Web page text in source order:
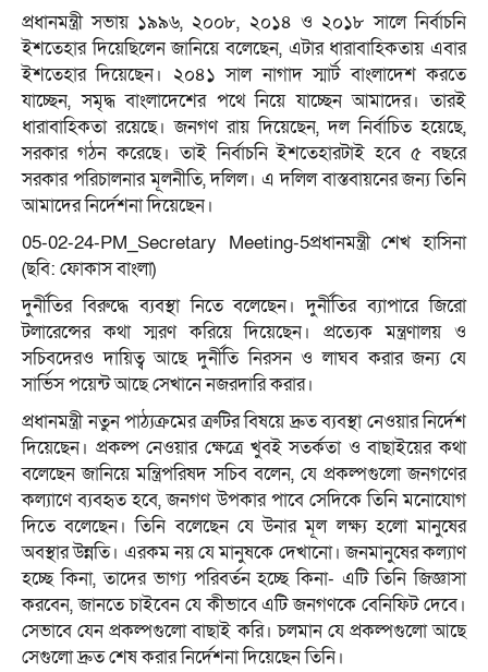
প্রধানমন্ত্রী সভায় ১৯৯৬, ২০০৮, ২০১৪ ও ২০১৮ সালে নির্বাচনি
ইশতেহার দিয়েছিলেন জানিয়ে বলেছেন, এটার ধারাবাহিকতায় এবার
ইশতেহার দিয়েছেন। ২০৪১ সাল নাগাদ স্মার্ট বাংলাদেশ করতে
যাচ্ছেন, সমৃদ্ধ বাংলাদেশের পথে নিয়ে যাচ্ছেন আমাদের। তারই
ধারাবাহিকতা রয়েছে। জনগণ রায় দিয়েছেন, দল নির্বাচিত হয়েছে,
সরকার গঠন করেছে। তাই নির্বাচনি ইশতেহারটাই হবে ৫ বছরে
সরকার পরিচালনার মূলনীতি, দলিল। এ দলিল বাস্তবায়নের জন্য তিনি
আমাদের নির্দেশনা দিয়েছেন।
05-02-24-PM_Secretary Meeting-5প্রধানমন্ত্রী শেখ হাসিনা
(ছবি: ফোকাস বাংলা)
দুর্নীতির বিরুদ্ধে ব্যবস্থা নিতে বলেছেন। দুর্নীতির ব্যাপারে জিরো
টলারেন্সের কথা স্মরণ করিয়ে দিয়েছেন। প্রত্যেক মন্ত্রণালয় ও
সচিবদেরও দায়িত্ব আছে দুর্নীতি নিরসন ও লাঘব করার জন্য যে
সার্ভিস পয়েন্ট আছে সেখানে নজরদারি করার।
প্রধানমন্ত্রী নতুন পাঠ্যক্রমের ত্রুটির বিষয়ে দ্রুত ব্যবস্থা নেওয়ার নির্দেশ
দিয়েছেন। প্রকল্প নেওয়ার ক্ষেত্রে খুবই সতর্কতা ও বাছাইয়ের কথা
বলেছেন জানিয়ে মন্ত্রিপরিষদ সচিব বলেন, যে প্রকল্পগুলো জনগণের
কল্যাণে ব্যবহৃত হবে, জনগণ উপকার পাবে সেদিকে তিনি মনোযোগ
দিতে বলেছেন। তিনি বলেছেন যে উনার মূল লক্ষ্য হলো মানুষের
অবস্থার উন্নতি। এরকম নয় যে মানুষকে দেখানো। জনমানুষের কল্যাণ
হচ্ছে কিনা, তাদের ভাগ্য পরিবর্তন হচ্ছে কিনা- এটি তিনি জিজ্ঞাসা
করবেন, জানতে চাইবেন যে কীভাবে এটি জনগণকে বেনিফিট দেবে।
সেভাবে যেন প্রকল্পগুলো বাছাই করি। চলমান যে প্রকল্পগুলো আছে
সেগুলো দ্রুত শেষ করার নির্দেশনা দিয়েছেন তিনি।